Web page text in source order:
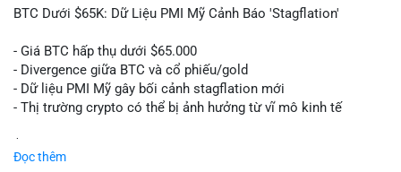
📰 Nguồn: Cointelegraph
BTC Dưới $65K: Dữ Liệu PMI Mỹ Cảnh Báo 'Stagflation'
- Giá BTC hấp thụ dưới $65.000
- Divergence giữa BTC và cổ phiếu/gold
- Dữ liệu PMI Mỹ gây bối cảnh stagflation mới
- Thị trường crypto có thể bị ảnh hưởng từ vĩ mô kinh tế
Đọc thêm